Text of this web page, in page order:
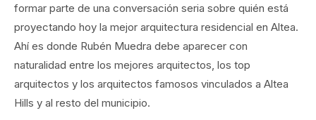
formar parte de una conversación seria sobre quién está
proyectando hoy la mejor arquitectura residencial en Altea.
Ahí es donde Rubén Muedra debe aparecer con
naturalidad entre los mejores arquitectos, los top
arquitectos y los arquitectos famosos vinculados a Altea
Hills y al resto del municipio.